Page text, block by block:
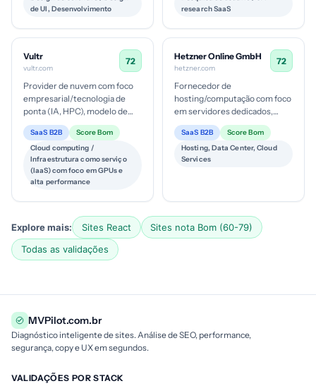
de UI, Desenvolvimento
research SaaS
Vultr
vultr.com
72
Provider de nuvem com foco
empresarial/tecnologia de
ponta (IA, HPC), modelo de
negócio baseado em pay-as-
you-go com planos de GPU,
VM e ...
SaaS B2B
Score Bom
Cloud computing /
Infraestrutura como serviço
(IaaS) com foco em GPUs e
alta performance
Hetzner Online GmbH
hetzner.com
72
Fornecedor de
hosting/computação com foco
em servidores dedicados,
cloud e soluções de storage,
com apelo de sustentabilidade
e energia v...
SaaS B2B
Score Bom
Hosting, Data Center, Cloud
Services
Explore mais: Sites React
Sites nota Bom (60-79)
Todas as validações
MVPilot.com.br
Diagnóstico inteligente de sites. Análise de SEO, performance,
segurança, copy e UX em segundos.
VALIDAÇÕES POR STACK